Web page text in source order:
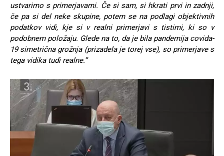
ustvarimo s primerjavami. Če si sam, si hkrati prvi in zadnji,
če pa si del neke skupine, potem se na podlagi objektivnih
podatkov vidi, kje si v realni primerjavi s tistimi, ki so v
podobnem položaju. Glede na to, da je bila pandemija covida-
19 simetrična grožnja (prizadela je torej vse), so primerjave s
tega vidika tudi realne.”